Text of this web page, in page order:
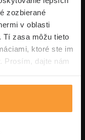
zozbierané
v oblasti
Tí zasa môžu tieto
ktoré ste im
Prosím, dajte nám
hod